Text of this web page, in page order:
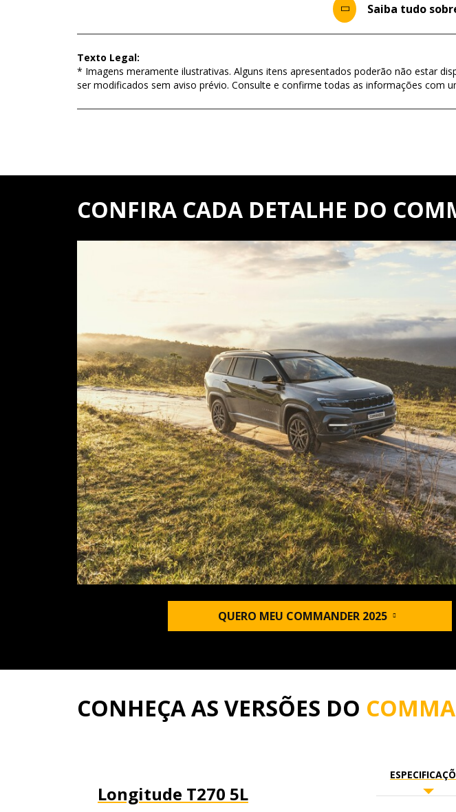
Saiba tudo
Texto Legal:
* Imagens meramente ilustrativas. Alguns itens apresentados poderão não estar
ser modificados sem aviso prévio. Consulte e confirme todas as informações com
CONFIRA CADA DETALHE DO
QUERO MEU COMMANDER 2025
CONHEÇA AS VERSÕES DO
Longitude T270 5L